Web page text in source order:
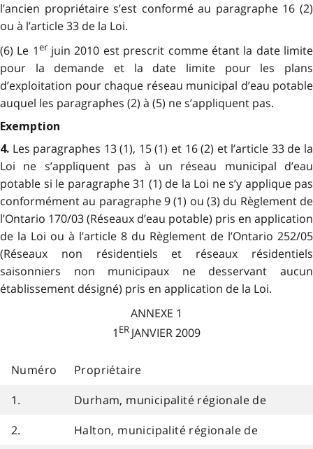
l’ancien propriétaire s’est conformé au paragraphe 16 (2)
ou à l’article 33 de la Loi.
(6) Le 1erjuin 2010 est prescrit comme étant la date limite
pour la demande et la date limite pour les plans
d’exploitation pour chaque réseau municipal d’eau potable
auquel les paragraphes (2) à (5) ne s’appliquent pas.
Exemption
4. Les paragraphes 13 (1), 15 (1) et 16 (2) et l’article 33 de la
Loi ne s’appliquent pas à un réseau municipal d’eau
potable si le paragraphe 31 (1) de la Loi ne s’y applique pas
conformément au paragraphe 9 (1) ou (3) du Règlement de
l’Ontario 170/03 (Réseaux d’eau potable) pris en application
de la Loi ou à l’article 8 du Règlement de l’Ontario 252/05
(Réseaux non résidentiels et réseaux résidentiels
saisonniers non municipaux ne desservant aucun
établissement désigné) pris en application de la Loi.
ANNEXE 1
1 ER JANVIER 2009
Numéro
Propriétaire
1.
Durham, municipalité régionale de
2.
Halton, municipalité régionale de